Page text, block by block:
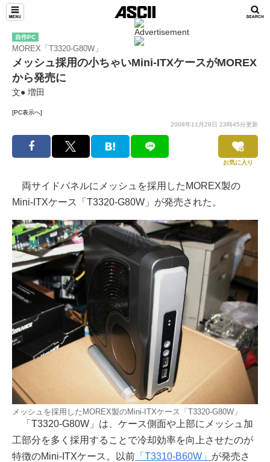
自作PC
MOREX「T3320-G80W」
メッシュ採用の小ちゃいMini-ITXケースがMOREX
から発売に
文● 増田
[PC表示へ]
2008年11月28日 23時45分更新
お気に入り
両サイドパネルにメッシュを採用したMOREX製の
Mini-ITXケース「T3320-G80W」が発売された。
メッシュを採用したMOREX製のMini-ITXケース「T3320-G80W」
「T3320-G80W」は、ケース側面や上部にメッシュ加
工部分を多く採用することで冷却効率を向上させたのが
特徴のMini-ITXケース。以前 「T3310-B60W」 が発売さ